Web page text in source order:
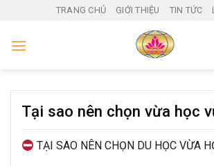
content
TRANG CHỦ GIỚI THIỆU TIN TỨC
Tại sao nên chọn vừa học
TẠI SAO NÊN CHỌN DU HỌC VỪA